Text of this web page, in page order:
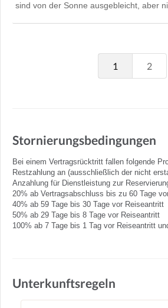
sind von der Sonne ausgebleicht, aber
1 2
Stornierungsbedingungen
Bei einem Vertragsrücktritt fallen folgende
Restzahlung an (ausschließlich der nicht
Anzahlung für Dienstleistung zur
20% ab Vertragsabschluss bis zu 60 Tage
40% ab 59 Tage bis 30 Tage vor Reiseantritt
50% ab 29 Tage bis 8 Tage vor Reiseantritt
100% ab 7 Tage bis 1 Tag vor Reiseantritt
Unterkunftsregeln